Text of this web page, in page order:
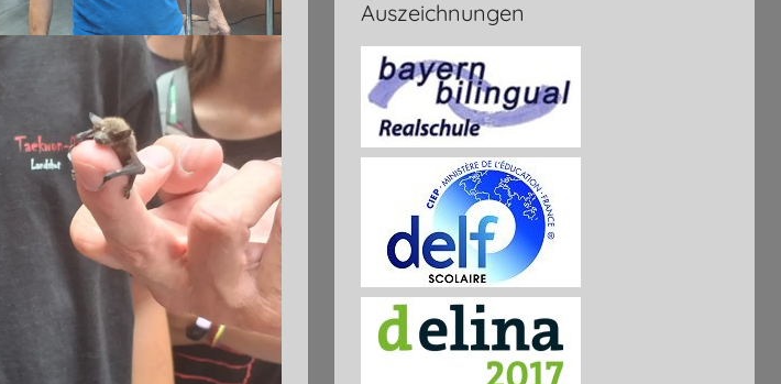
Auszeichnungen